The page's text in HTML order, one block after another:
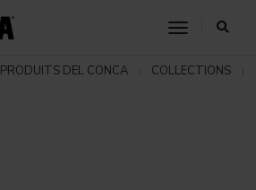
toggle
PRODUITS DEL CONCA
COLLECTIONS